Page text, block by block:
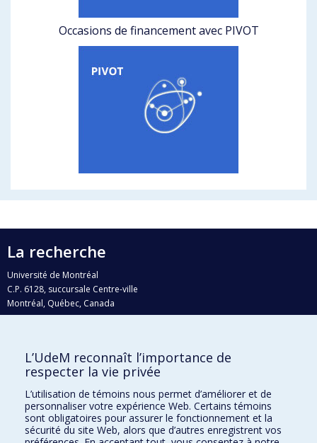
Occasions de financement avec PIVOT
La recherche
Université de Montréal
C.P. 6128, succursale Centre-ville
Montréal, Québec, Canada
H3C 3J7
Qui fait quoi?
Nous trouver
Plan du site
Accessibilité
L’UdeM reconnaît l’importance de
respecter la vie privée
L’utilisation de témoins nous permet d’améliorer et de
personnaliser votre expérience Web. Certains témoins
sont obligatoires pour assurer le fonctionnement et la
sécurité du site Web, alors que d’autres enregistrent vos